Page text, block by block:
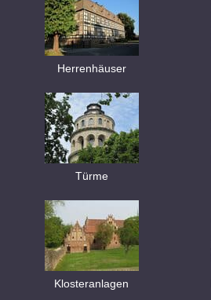
Herrenhäuser
Türme
Klosteranlagen